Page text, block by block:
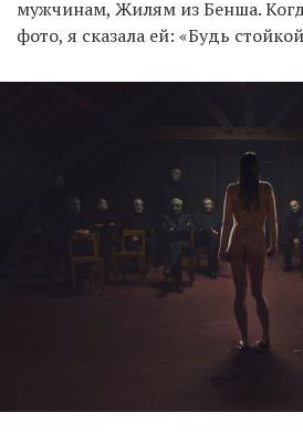
мужчинам, Жилям из Бенша.
фото, я сказала ей: «Будь